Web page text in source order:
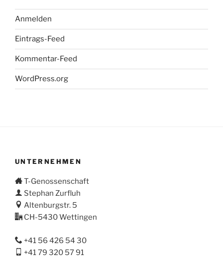
Anmelden
Eintrags-Feed
Kommentar-Feed
WordPress.org
UNTERNEHMEN
T-Genossenschaft
Stephan Zurfluh
Altenburgstr. 5
CH-5430 Wettingen
+41 56 426 54 30
+41 79 320 57 91